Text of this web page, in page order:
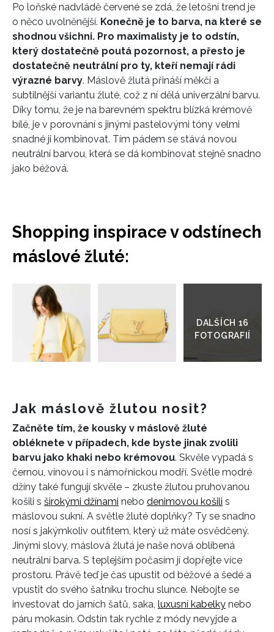
Po loňské nadvládě červené se zdá, že letošní trend je
o něco uvolněnější. Konečně je to barva, na které se
shodnou všichni. Pro maximalisty je to odstín,
který dostatečně poutá pozornost, a přesto je
dostatečně neutrální pro ty, kteří nemají rádi
výrazné barvy. Máslově žlutá přináší měkčí a
subtilnější variantu žluté, což z ní dělá univerzální barvu.
Díky tomu, že je na barevném spektru blízká krémově
bílé, je v porovnání s jinými pastelovými tóny velmi
snadné ji kombinovat. Tím pádem se stává novou
neutrální barvou, která se dá kombinovat stejně snadno
jako béžová.
Shopping inspirace v odstínech
máslové žluté:
galerie
Jak máslově žlutou nosit?
Začněte tím, že kousky v máslově žluté
obléknete v případech, kde byste jinak zvolili
barvu jako khaki nebo krémovou. Skvěle vypadá s
černou, vínovou i s námořnickou modří. Světle modré
džíny také fungují skvěle – zkuste žlutou pruhovanou
košili s širokými džínami nebo denimovou košili s
máslovou sukní. A světle žluté doplňky? Ty se snadno
nosí s jakýmkoliv outfitem, který už máte osvědčený.
Jinými slovy, máslová žlutá je naše nová oblíbená
neutrální barva. S teplejším počasím jí dopřejte více
prostoru. Právě teď je čas upustit od béžové a šedé a
vpustit do svého šatníku trochu slunce. Nebojte se
investovat do jarních šatů, saka, luxusní kabelky nebo
páru mokasín. Odstín tak rychle z módy nevyjde a